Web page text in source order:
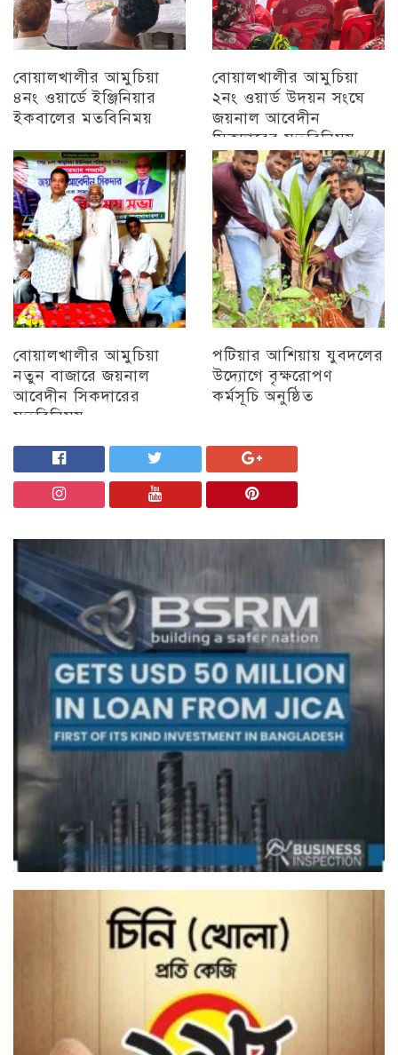
বোয়ালখালীর আমুচিয়া
৪নং ওয়ার্ডে ইঞ্জিনিয়ার
ইকবালের মতবিনিময়
চট্টগ্রাম
বোয়ালখালীর আমুচিয়া
২নং ওয়ার্ড উদয়ন সংঘে
জয়নাল আবেদীন
সিকদারের মতবিনিময়
অন্যান্য
বোয়ালখালীর আমুচিয়া
নতুন বাজারে জয়নাল
আবেদীন সিকদারের
মতবিনিময়
চট্টগ্রাম
পটিয়ার আশিয়ায় যুবদলের
উদ্যোগে বৃক্ষরোপণ
কর্মসূচি অনুষ্ঠিত